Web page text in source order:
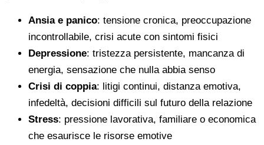
Ansia e panico: tensione cronica, preoccupazione
incontrollabile, crisi acute con sintomi fisici
Depressione: tristezza persistente, mancanza di
energia, sensazione che nulla abbia senso
Crisi di coppia: litigi continui, distanza emotiva,
infedeltà, decisioni difficili sul futuro della relazione
Stress: pressione lavorativa, familiare o economica
che esaurisce le risorse emotive